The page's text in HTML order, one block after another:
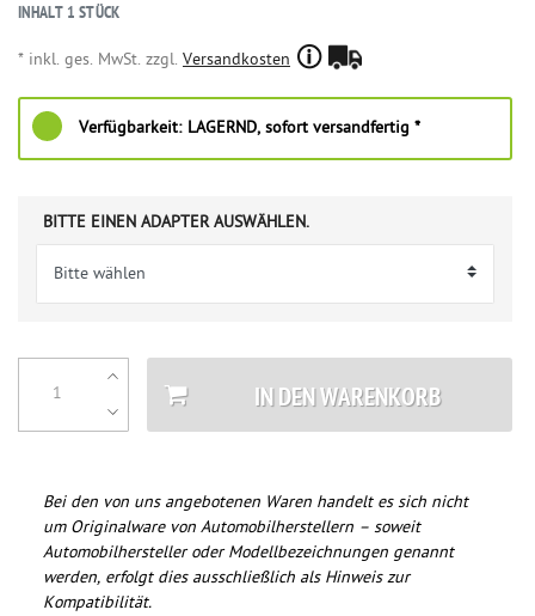
INHALT 1STÜCK
* inkl. ges. MwSt. zzgl. Versandkosten
Verfügbarkeit: LAGERND, sofort versandfertig *
BITTE EINEN ADAPTER AUSWÄHLEN.
IN DEN WARENKORB
Bei den von uns angebotenen Waren handelt es sich nicht
um Originalware von Automobilherstellern – soweit
Automobilhersteller oder Modellbezeichnungen genannt
werden, erfolgt dies ausschließlich als Hinweis zur
Kompatibilität.